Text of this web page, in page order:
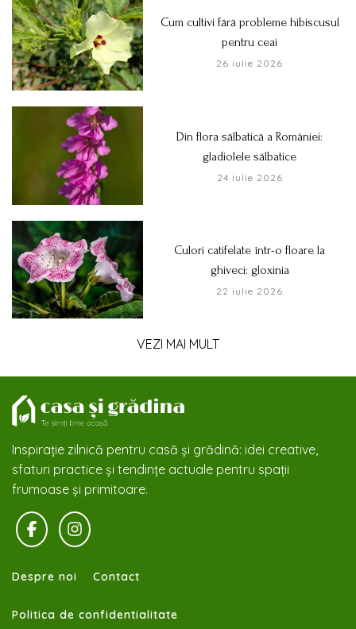
Cum cultivi fără probleme hibiscusul
pentru ceai
26 iulie 2026
Din flora sălbatică a României:
gladiolele sălbatice
24 iulie 2026
Culori catifelate într-o floare la
ghiveci: gloxinia
22 iulie 2026
VEZI MAI MULT
Inspirație zilnică pentru casă și grădină: idei creative,
sfaturi practice și tendințe actuale pentru spații
frumoase și primitoare.
Despre noi Contact
Politica de confidentialitate